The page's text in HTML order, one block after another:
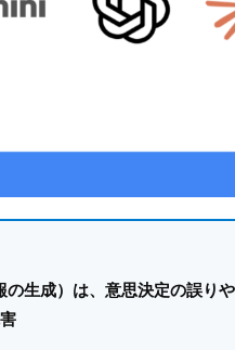
生成）は、意思決定の誤り